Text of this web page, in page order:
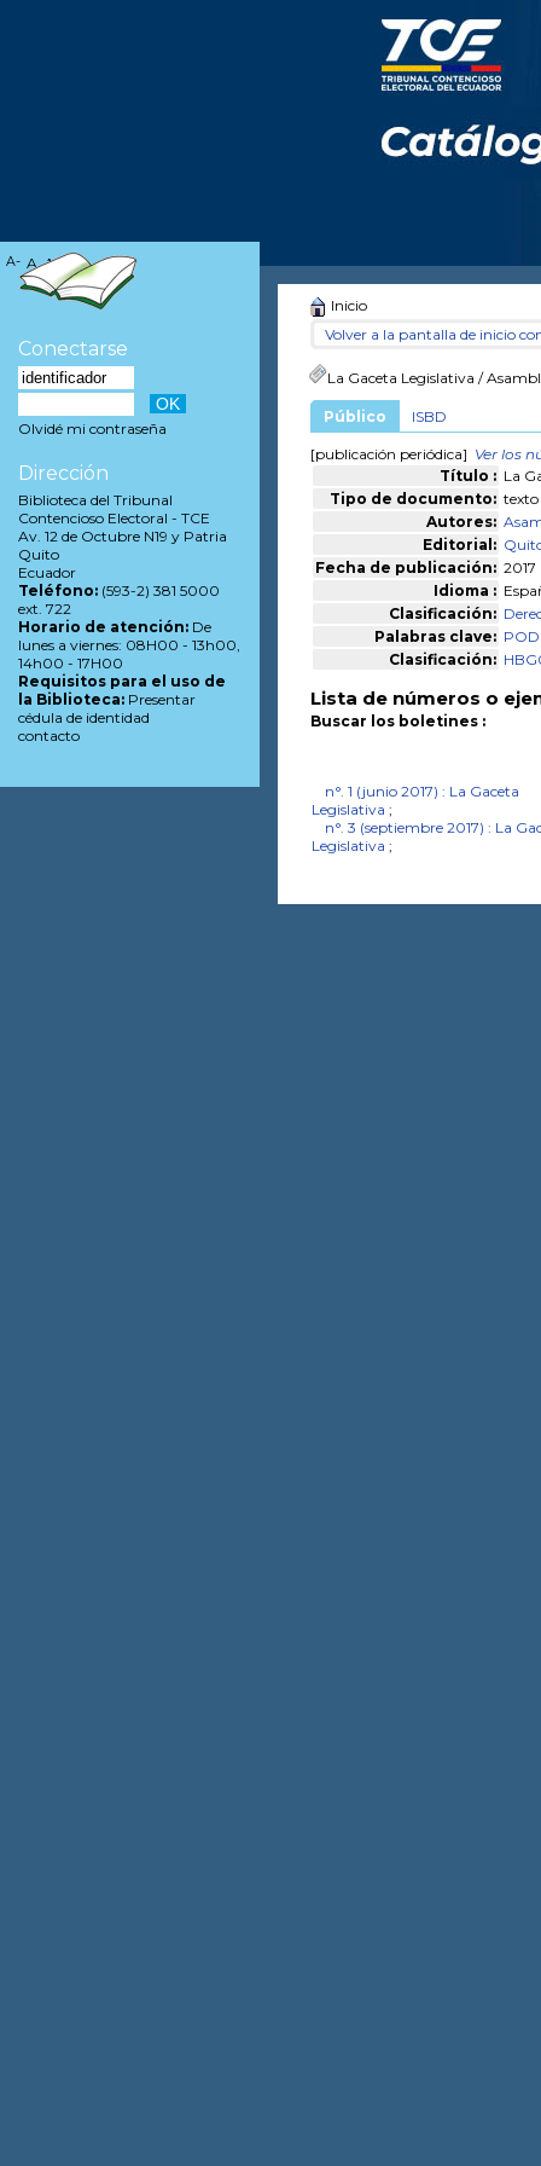
Inicio
Volver a la pantalla de inicio
La Gaceta Legislativa /
Público ISBD
[publicación periódica] Ver los
Título : La
Tipo de documento:
Autores:
Editorial:
Fecha de publicación: 2017
Idioma :
Clasificación:
Palabras clave:
Clasificación:
Lista de números o
Buscar los boletines :
n°. 3 (septiembre 2017) : La
Legislativa ;
n°. 1 (junio 2017) : La Gaceta
Legislativa ;
A- A A+
Conectarse
Olvidé mi contraseña
Dirección
Biblioteca del Tribunal
Contencioso Electoral - TCE
Av. 12 de Octubre N19 y Patria
Quito
Ecuador
Teléfono: (593-2) 381 5000
ext. 722
Horario de atención: De
lunes a viernes: 08H00 - 13h00,
14h00 - 17H00
Requisitos para el uso de
la Biblioteca: Presentar
cédula de identidad
contacto